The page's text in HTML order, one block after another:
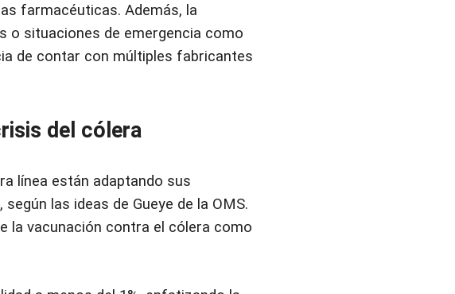
farmacéuticas. Además, la
o situaciones de emergencia como
de contar con múltiples fabricantes
del cólera
línea están adaptando sus
las ideas de Gueye de la OMS.
la vacunación contra el cólera como